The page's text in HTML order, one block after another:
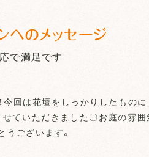
へのメッセージ
で満足です
回は花壇をしっかりしたもの
ていただきました〇お庭の雰囲
ございます。